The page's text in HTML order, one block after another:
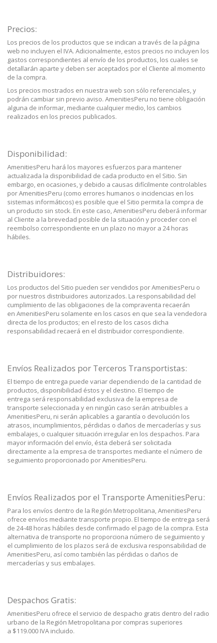
Precios:
Los precios de los productos que se indican a través de la página
web no incluyen el IVA. Adicionalmente, estos precios no incluyen los
gastos correspondientes al envío de los productos, los cuales se
detallarán aparte y deben ser aceptados por el Cliente al momento
de la compra.
Los precios mostrados en nuestra web son sólo referenciales, y
podrán cambiar sin previo aviso. AmenitiesPeru no tiene obligación
alguna de informar, mediante cualquier medio, los cambios
realizados en los precios publicados.
Disponibilidad:
AmenitiesPeru hará los mayores esfuerzos para mantener
actualizada la disponibilidad de cada producto en el Sitio. Sin
embargo, en ocasiones, y debido a causas difícilmente controlables
por AmenitiesPeru (como errores humanos o incidencias en los
sistemas informáticos) es posible que el Sitio permita la compra de
un producto sin stock. En este caso, AmenitiesPeru deberá informar
al Cliente a la brevedad posible de la situación y proceder con el
reembolso correspondiente en un plazo no mayor a 24 horas
hábiles.
Distribuidores:
Los productos del Sitio pueden ser vendidos por AmenitiesPeru o
por nuestros distribuidores autorizados. La responsabilidad del
cumplimiento de las obligaciones de la compraventa recaerán
en AmenitiesPeru solamente en los casos en que sea la vendedora
directa de los productos; en el resto de los casos dicha
responsabilidad recaerá en el distribuidor correspondiente.
Envíos Realizados por Terceros Transportistas:
El tiempo de entrega puede variar dependiendo de la cantidad de
productos, disponibilidad éstos y el destino. El tiempo de
entrega será responsabilidad exclusiva de la empresa de
transporte seleccionada y en ningún caso serán atribuibles a
AmenitiesPeru, ni serán aplicables a garantía o devolución los
atrasos, incumplimientos, pérdidas o daños de mercaderías y sus
embalajes, o cualquier situación irregular en los despachos. Para
mayor información del envío, ésta deberá ser solicitada
directamente a la empresa de transportes mediante el número de
seguimiento proporcionado por AmenitiesPeru.
Envíos Realizados por el Transporte AmenitiesPeru:
Para los envíos dentro de la Región Metropolitana, AmenitiesPeru
ofrece envíos mediante transporte propio. El tiempo de entrega será
de 24-48 horas hábiles desde confirmado el pago de la compra. Esta
alternativa de transporte no proporciona número de seguimiento y
el cumplimiento de los plazos será de exclusiva responsabilidad de
AmenitiesPeru, así como también las pérdidas o daños de
mercaderías y sus embalajes.
Despachos Gratis:
AmenitiesPeru ofrece el servicio de despacho gratis dentro del radio
urbano de la Región Metropolitana por compras superiores
a $119.000 IVA incluido.